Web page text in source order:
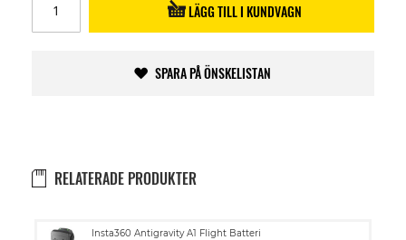
LÄGG TILL I KUNDVAGN
SPARA PÅ ÖNSKELISTAN
RELATERADE PRODUKTER
Insta360 Antigravity A1 Flight Batteri
Lägg